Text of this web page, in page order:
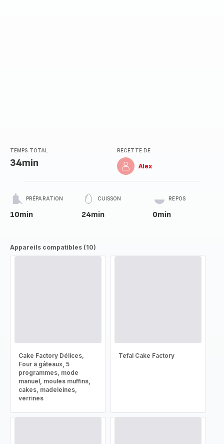
TEMPS TOTAL
34min
RECETTE DE
Alex
PRÉPARATION
10min
CUISSON
24min
REPOS
0min
Appareils compatibles (10)
Cake Factory Délices,
Four à gâteaux, 5
programmes, mode
manuel, moules muffins,
cakes, madeleines,
verrines
Tefal Cake Factory